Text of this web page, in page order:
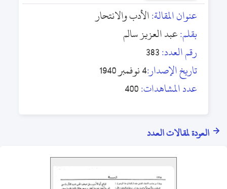
عنوان المقالة:الأدب والانتحار
بقلم:عبد العزيز سالم
رقم العدد:383
تاريخ الإصدار:4 نوفمبر 1940
عدد المشاهدات:400
العودة لمقالات العدد